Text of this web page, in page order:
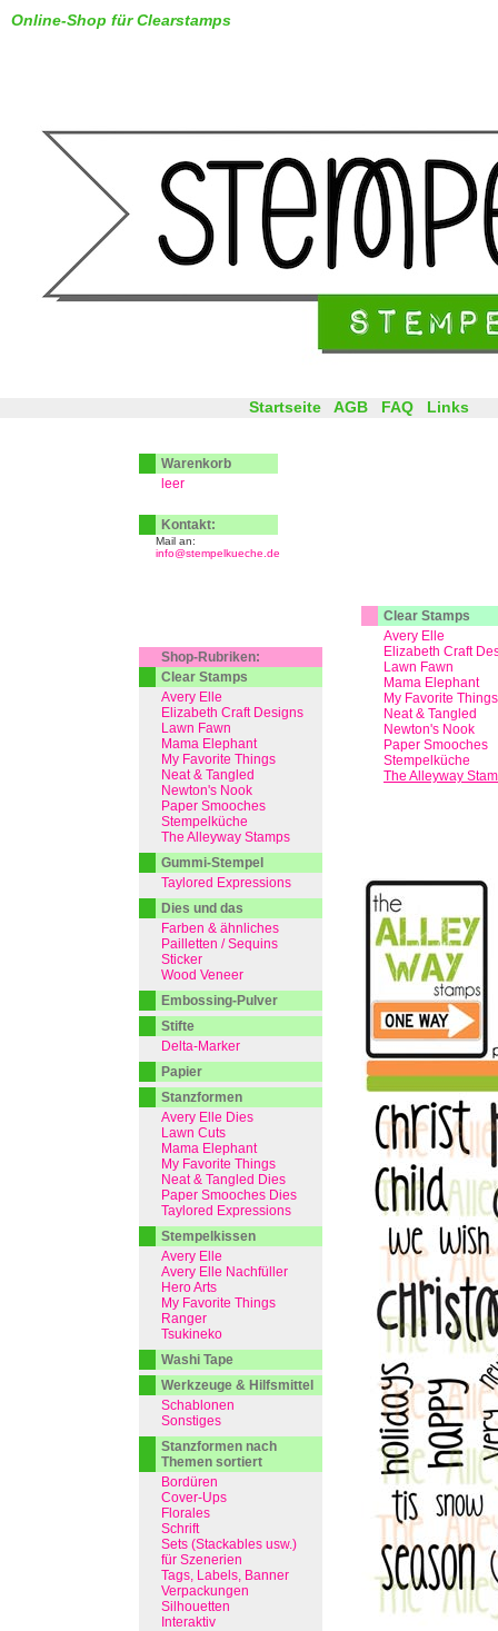
Online-Shop für Clearstamps
Clear Stamps
Avery Elle
Elizabeth Craft
Lawn Fawn
Mama Elephant
My Favorite Things
Neat & Tangled
Newton's Nook
Paper Smooches
Stempelküche
The Alleyway
Startseite AGB FAQ Links
Warenkorb
leer
Kontakt:
Mail an:
info@stempelkueche.de
Shop-Rubriken:
Clear Stamps
Avery Elle
Elizabeth Craft Designs
Lawn Fawn
Mama Elephant
My Favorite Things
Neat & Tangled
Newton's Nook
Paper Smooches
Stempelküche
The Alleyway Stamps
Gummi-Stempel
Taylored Expressions
Dies und das
Farben & ähnliches
Pailletten / Sequins
Sticker
Wood Veneer
Embossing-Pulver
Stifte
Delta-Marker
Papier
Stanzformen
Avery Elle Dies
Lawn Cuts
Mama Elephant
My Favorite Things
Neat & Tangled Dies
Paper Smooches Dies
Taylored Expressions
Stempelkissen
Avery Elle
Avery Elle Nachfüller
Hero Arts
My Favorite Things
Ranger
Tsukineko
Washi Tape
Werkzeuge & Hilfsmittel
Schablonen
Sonstiges
Stanzformen nach
Themen sortiert
Bordüren
Cover-Ups
Florales
Schrift
Sets (Stackables usw.)
für Szenerien
Tags, Labels, Banner
Verpackungen
Silhouetten
Interaktiv